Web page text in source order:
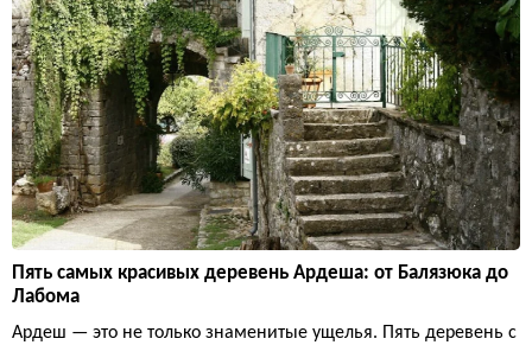
Пять самых красивых деревень Ардеша: от Балязюка до
Лабома
Ардеш — это не только знаменитые ущелья. Пять деревень с